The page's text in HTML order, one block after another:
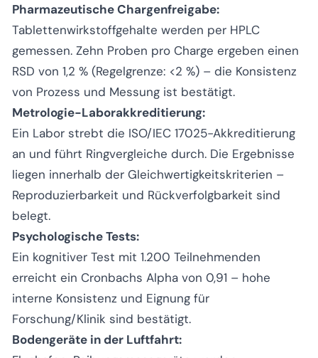
Pharmazeutische Chargenfreigabe:
Tablettenwirkstoffgehalte werden per HPLC
gemessen. Zehn Proben pro Charge ergeben einen
RSD von 1,2 % (Regelgrenze: <2 %) – die Konsistenz
von Prozess und Messung ist bestätigt.
Metrologie-Laborakkreditierung:
Ein Labor strebt die ISO/IEC 17025-Akkreditierung
an und führt Ringvergleiche durch. Die Ergebnisse
liegen innerhalb der Gleichwertigkeitskriterien –
Reproduzierbarkeit und Rückverfolgbarkeit sind
belegt.
Psychologische Tests:
Ein kognitiver Test mit 1.200 Teilnehmenden
erreicht ein Cronbachs Alpha von 0,91 – hohe
interne Konsistenz und Eignung für
Forschung/Klinik sind bestätigt.
Bodengeräte in der Luftfahrt: